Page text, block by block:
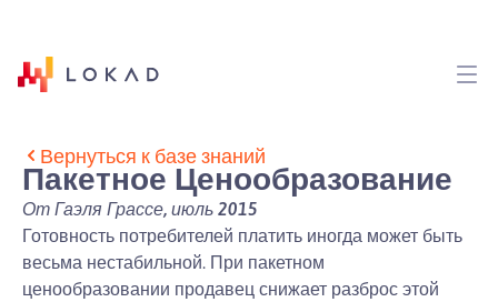
Вернуться к базе знаний
Пакетное Ценообразование
От Гаэля Грассе, июль 2015
Готовность потребителей платить иногда может быть
весьма нестабильной. При пакетном
ценообразовании продавец снижает разброс этой